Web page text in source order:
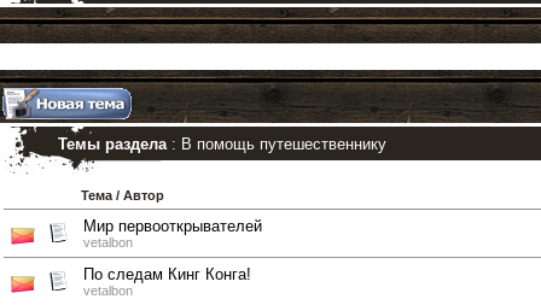
Темы раздела: В помощь путешественнику
Тема / Автор
Мир первооткрывателей
vetalbon
По следам Кинг Конга!
vetalbon